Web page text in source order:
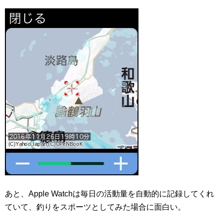
あと、Apple Watchは毎日の活動量を自動的に記録してくれ
ていて、釣りをスポーツとしてみた場合に面白い。